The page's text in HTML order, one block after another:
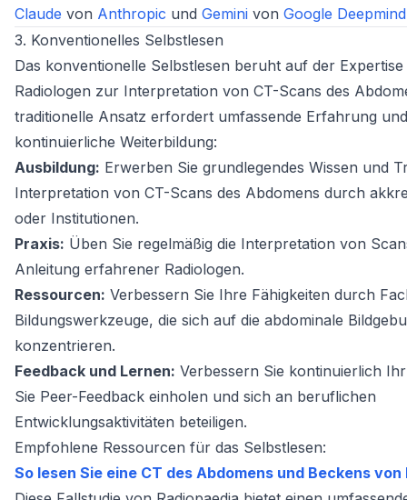
Claude von Anthropic und Gemini von Google Deepmind
3. Konventionelles Selbstlesen
Das konventionelle Selbstlesen beruht auf der Expertise
Radiologen zur Interpretation von CT-Scans des
traditionelle Ansatz erfordert umfassende Erfahrung und
kontinuierliche Weiterbildung:
Ausbildung: Erwerben Sie grundlegendes Wissen und
Interpretation von CT-Scans des Abdomens durch
oder Institutionen.
Praxis: Üben Sie regelmäßig die Interpretation von
Anleitung erfahrener Radiologen.
Ressourcen: Verbessern Sie Ihre Fähigkeiten durch
Bildungswerkzeuge, die sich auf die abdominale
konzentrieren.
Feedback und Lernen: Verbessern Sie kontinuierlich
Sie Peer-Feedback einholen und sich an beruflichen
Entwicklungsaktivitäten beteiligen.
Empfohlene Ressourcen für das Selbstlesen:
So lesen Sie eine CT des Abdomens und Beckens von